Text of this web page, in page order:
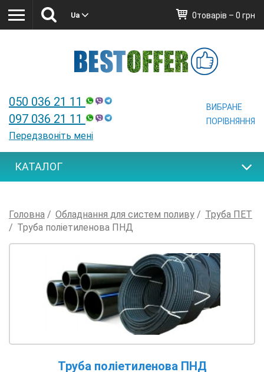
Ua
050 036 21 11
097 036 21 11
Передзвоніть мені
0товарів – 0 грн
ВИБРАНЕ
ПОРІВНЯННЯ
КАТАЛОГ
Головна Обладнання для систем поливу
Труба ПЕТ
Труба поліетиленова ПНД
Труба поліетиленова ПНД